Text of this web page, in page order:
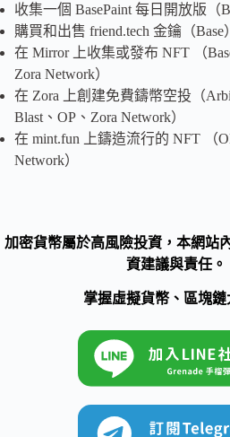
收集一個 BasePaint 每日開放版（
購買和出售 friend.tech 金鑰（Base）
在 Mirror 上收集或發布 NFT （
Zora Network）
在 Zora 上創建免費鑄幣空投（
Blast、OP、Zora Network）
在 mint.fun 上鑄造流行的 NFT （
Network）
加密貨幣屬於高風險投資，本網站
資建議與責任。
掌握虛擬貨幣、區塊鏈